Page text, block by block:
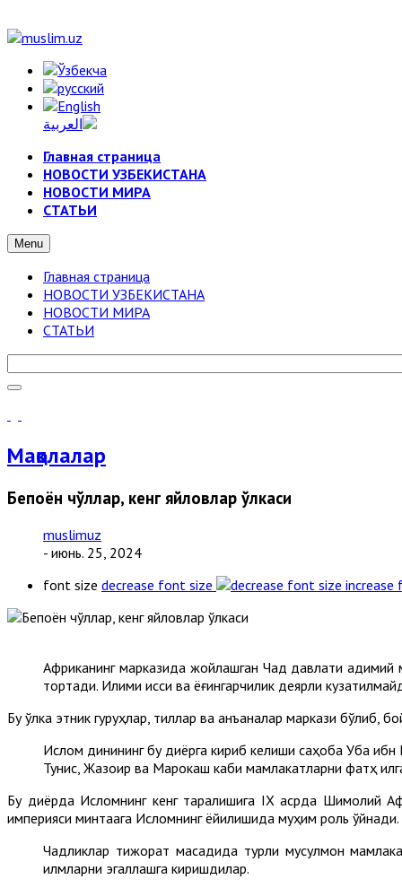
Главная страница
НОВОСТИ УЗБЕКИСТАНА
НОВОСТИ МИРА
СТАТЬИ
Menu
Главная страница
НОВОСТИ УЗБЕКИСТАНА
НОВОСТИ МИРА
СТАТЬИ
Мақолалар
Бепоён чўллар, кенг яйловлар ўлкаси
muslimuz
- июнь. 25, 2024
font size decrease font size increase
Африканинг марказида жойлашган Чад давлати
тортади. Иқлими иссиқ ва ёғингарчилик деярли
Бу ўлка этник гуруҳлар, тиллар ва анъаналар маркази бўлиб,
Ислом динининг бу диёрга кириб келиши саҳоба Уқба
Тунис, Жазоир ва Марокаш каби мамлакатларни фатҳ
Бу диёрда Исломнинг кенг тарқалишига IX асрда Шимолий
империяси минтақага Исломнинг ёйилишида муҳим роль ўйнади.
Чадликлар тижорат мақсадида турли мусулмон
илмларни эгаллашга киришдилар.